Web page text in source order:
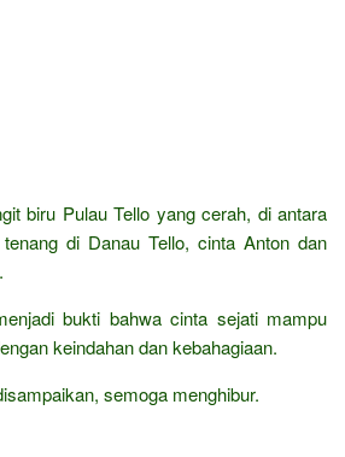
biru Pulau Tello yang cerah, di antara
di Danau Tello, cinta Anton dan
bukti bahwa cinta sejati mampu
keindahan dan kebahagiaan.
semoga menghibur.